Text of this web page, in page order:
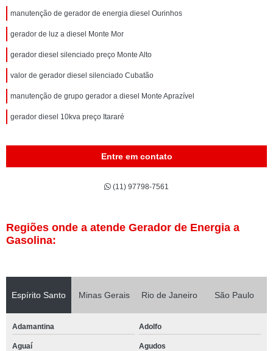
manutenção de gerador de energia diesel Ourinhos
gerador de luz a diesel Monte Mor
gerador diesel silenciado preço Monte Alto
valor de gerador diesel silenciado Cubatão
manutenção de grupo gerador a diesel Monte Aprazível
gerador diesel 10kva preço Itararé
Entre em contato
(11) 97798-7561
Regiões onde a atende Gerador de Energia a
Gasolina:
Espírito Santo Minas Gerais Rio de Janeiro São Paulo
Adamantina Adolfo
Aguaí Agudos